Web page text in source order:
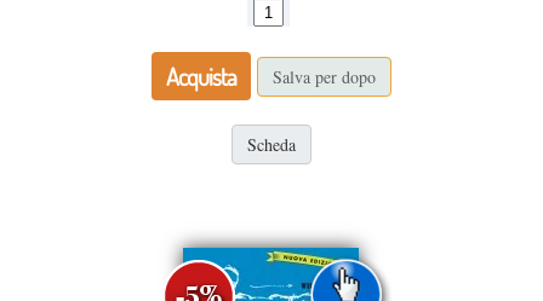
Acquista Salva per dopo
Scheda